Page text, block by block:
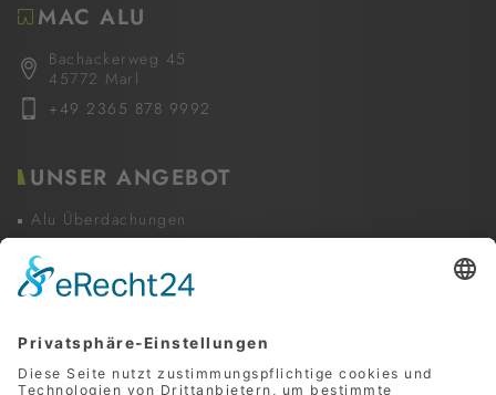
MAC ALU
Bachackerweg 45
45772 Marl
+49 2365 878 9992
UNSER ANGEBOT
Alu Überdachungen
Beschattungen
INFORMATIONEN